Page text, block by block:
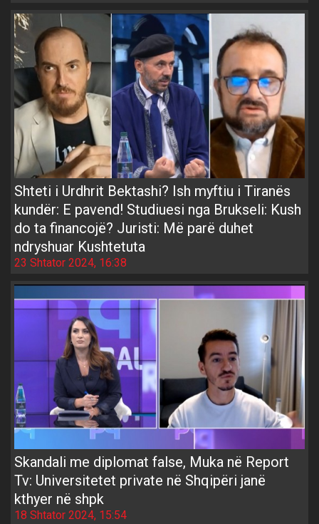
Shteti i Urdhrit Bektashi? Ish myftiu i Tiranës
kundër: E pavend! Studiuesi nga Brukseli: Kush
do ta financojë? Juristi: Më parë duhet
ndryshuar Kushtetuta
23 Shtator 2024, 16:38
Skandali me diplomat false, Muka në Report
Tv: Universitetet private në Shqipëri janë
kthyer në shpk
18 Shtator 2024, 15:54